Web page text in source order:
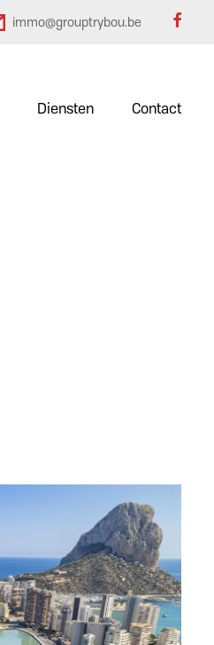
immo@grouptrybou.be
Diensten Contact